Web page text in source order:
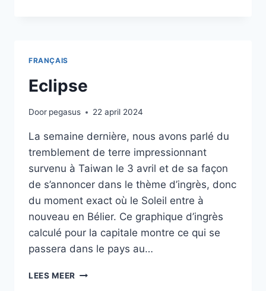
FRANÇAIS
Eclipse
Door pegasus 22 april 2024
La semaine dernière, nous avons parlé du
tremblement de terre impressionnant
survenu à Taiwan le 3 avril et de sa façon
de s’annoncer dans le thème d’ingrès, donc
du moment exact où le Soleil entre à
nouveau en Bélier. Ce graphique d’ingrès
calculé pour la capitale montre ce qui se
passera dans le pays au…
LEES MEER ECLIPSE